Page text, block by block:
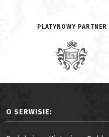
PLATYNOWY PARTNER
O SERWISIE: